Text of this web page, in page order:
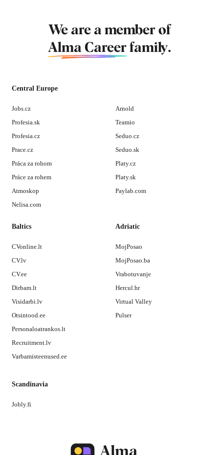
We are a member of
Alma Career family.
Central Europe
Jobs.cz
Profesia.sk
Profesia.cz
Prace.cz
Práca za rohom
Práce za rohem
Atmoskop
Nelisa.com
Arnold
Teamio
Seduo.cz
Seduo.sk
Platy.cz
Platy.sk
Paylab.com
Baltics
CVonline.lt
CV.lv
CV.ee
Dirbam.lt
Visidarbi.lv
Otsintood.ee
Personaloatrankos.lt
Recruitment.lv
Varbamisteenused.ee
Adriatic
MojPosao
MojPosao.ba
Vrabotuvanje
Hercul.hr
Virtual Valley
Pulser
Scandinavia
Jobly.fi